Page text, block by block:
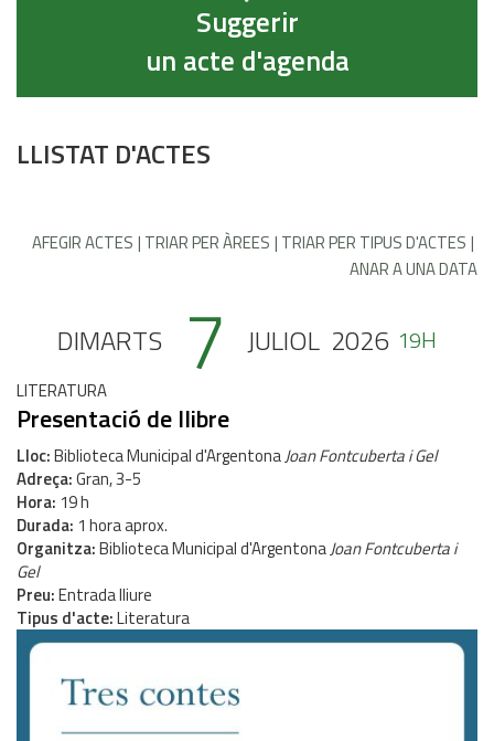
Suggerir
un acte d'agenda
LLISTAT D'ACTES
AFEGIR ACTES TRIAR PER ÀREES TRIAR PER TIPUS D'ACTES
ANAR A UNA DATA
DIMARTS 7 JULIOL 2026 19H
LITERATURA
Presentació de llibre
Lloc Biblioteca Municipal d'ArgentonaJoan Fontcuberta i Gel
Adreça Gran, 3-5
Hora 19 h
Durada 1 hora aprox.
Organitza Biblioteca Municipal d'ArgentonaJoan Fontcuberta i
Gel
Preu Entrada lliure
Tipus d'acte Literatura